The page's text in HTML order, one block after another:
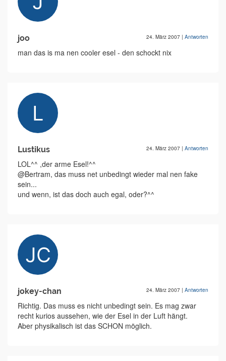
joo 24. März 2007 | Antworten
man das is ma nen cooler esel - den schockt nix
Lustikus 24. März 2007 | Antworten
LOL^^ ,der arme Esel!^^
@Bertram, das muss net unbedingt wieder mal nen fake
sein...
und wenn, ist das doch auch egal, oder?^^
jokey-chan 24. März 2007 | Antworten
Richtig. Das muss es nicht unbedingt sein. Es mag zwar
recht kurios aussehen, wie der Esel in der Luft hängt.
Aber physikalisch ist das SCHON möglich.